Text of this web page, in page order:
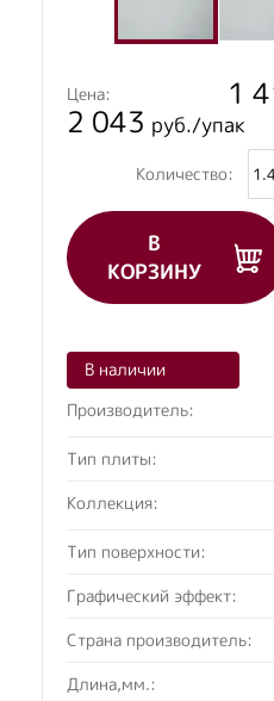
Цена: 1
2 043 руб./упак
Количество:
В
КОРЗИНУ
В наличии
Производитель:
Тип плиты:
Коллекция:
Тип поверхности:
Графический эффект:
Страна производитель:
Длина,мм.: